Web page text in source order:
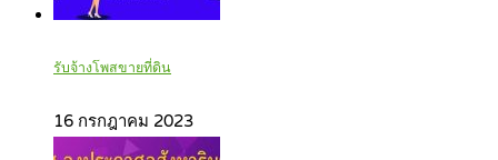
รับจ้างโพสขายที่ดิน
16 กรกฎาคม 2023